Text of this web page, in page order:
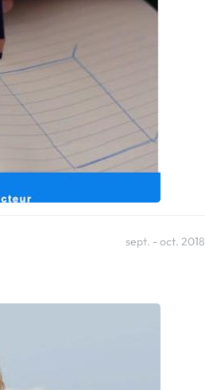
sept. - oct. 2018